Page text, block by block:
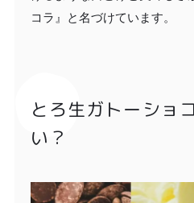
コラ』と名づけています。
とろ生ガトーショ
い？